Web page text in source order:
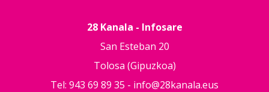
28 Kanala - Infosare
San Esteban 20
Tolosa (Gipuzkoa)
Tel: 943 69 89 35 - info@28kanala.eus